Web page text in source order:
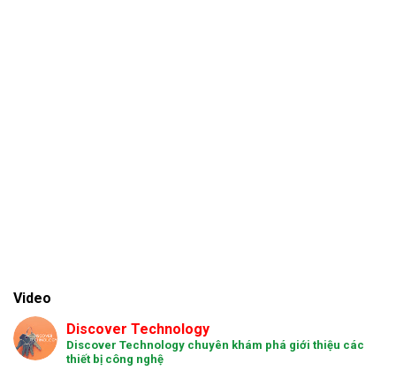
Video
Discover Technology
Discover Technology chuyên khám phá giới thiệu các
thiết bị công nghệ